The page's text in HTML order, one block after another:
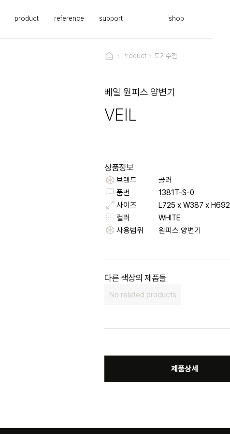
product reference support shop
Product 도기수전
베일 원피스 양변기
VEIL
상품정보
브랜드
콜러
품번
1381T-S-0
사이즈
L725 x W387 x H692
컬러
WHITE
사용범위
원피스 양변기
다른 색상의 제품들
No related products
제품상세